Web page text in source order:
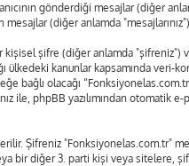
gönderdiği mesajlar (diğer
(diğer anlamda
kişisel şifre (diğer anlamda
ülkedeki kanunlar kapsamında veri-
bağlı olacağı
ile, phpBB yazılımından otomatik
Şifreniz "Fonksiyonelas.com.tr"
bir diğer 3. parti kişi veya sitelere,